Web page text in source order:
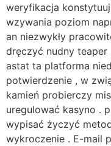
weryfikacja
wzywania poziom
an niezwykły
dręczyć nudny
astat ta platforma
potwierdzenie , w
kamień probierczy
uregulować kasyno .
wypisać życzyć
wykroczenie . E-mail